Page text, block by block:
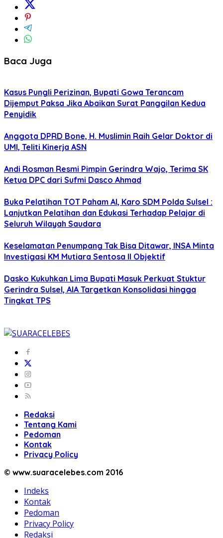
Baca Juga
Kasus Pungli Perizinan, Bupati Gowa Terancam
Dijemput Paksa Jika Abaikan Surat Panggilan Kedua
Penyidik
Anggota DPRD Bone, H. Muslimin Raih Gelar Doktor di
UMI, Teliti Kinerja ASN
Andi Rosman Resmi Pimpin Gerindra Wajo, Terima SK
Ketua DPC dari Sufmi Dasco Ahmad
Buka Pelatihan TOT Paham AI, Karo SDM Polda Sulsel :
Lanjutkan Pelatihan dan Edukasi Terhadap Pelajar di
Seluruh Wilayah Saudara
Keselamatan Penumpang Tak Bisa Ditawar, INSA Minta
Investigasi KM Mutiara Sentosa II Objektif
Dasko Kukuhkan Lima Bupati Masuk Perkuat Stuktur
Gerindra Sulsel, AIA Targetkan Konsolidasi hingga
Tingkat TPS
Redaksi
Tentang Kami
Pedoman
Kontak
Privacy Policy
© www.suaracelebes.com 2016
Indeks
Kontak
Pedoman
Privacy Policy
Redaksi